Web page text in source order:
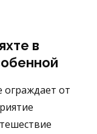
в
ограждает от